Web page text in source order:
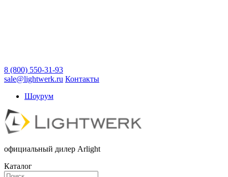
8 (800) 550-31-93
sale@lightwerk.ru Контакты
Шоурум
официальный дилер Arlight
Каталог